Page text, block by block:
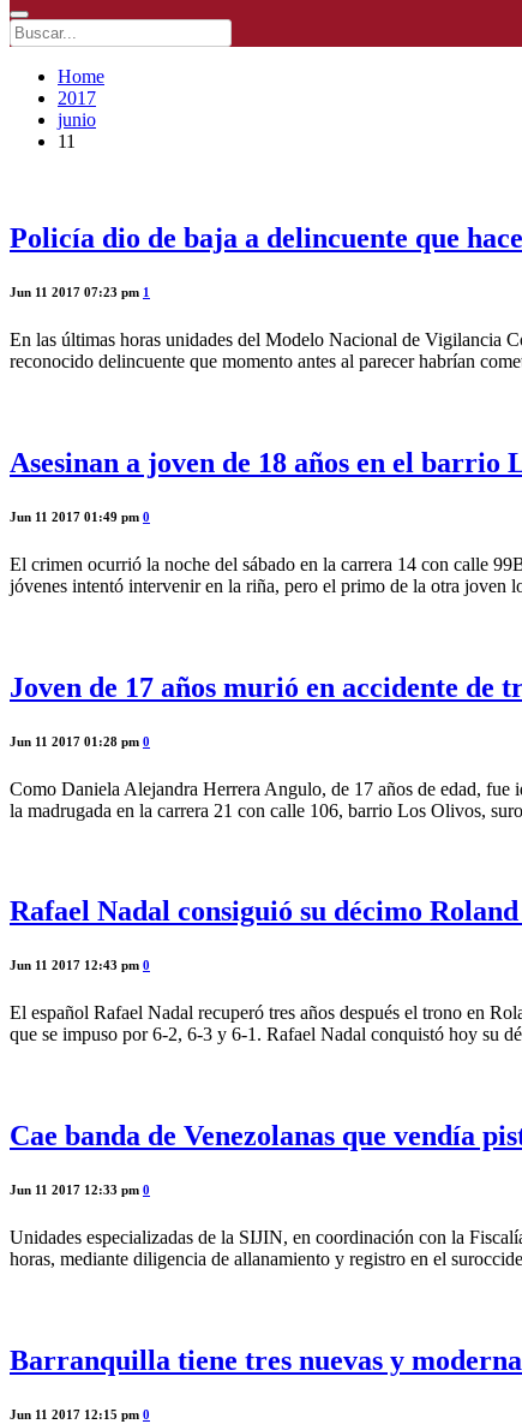
Home
2017
junio
11
Policía dio de baja a delincuente que
Jun 11 2017 07:23 pm 1
En las últimas horas unidades del Modelo Nacional de Vigilancia
reconocido delincuente que momento antes al parecer habrían
Asesinan a joven de 18 años en el
Jun 11 2017 01:49 pm 0
El crimen ocurrió la noche del sábado en la carrera 14 con calle
jóvenes intentó intervenir en la riña, pero el primo de la otra joven
Joven de 17 años murió en accidente de
Jun 11 2017 01:28 pm 0
Como Daniela Alejandra Herrera Angulo, de 17 años de edad,
la madrugada en la carrera 21 con calle 106, barrio Los Olivos,
Rafael Nadal consiguió su décimo
Jun 11 2017 12:43 pm 0
El español Rafael Nadal recuperó tres años después el trono en
que se impuso por 6-2, 6-3 y 6-1. Rafael Nadal conquistó hoy su
Cae banda de Venezolanas que vendía
Jun 11 2017 12:33 pm 0
Unidades especializadas de la SIJIN, en coordinación con la
horas, mediante diligencia de allanamiento y registro en el
Barranquilla tiene tres nuevas y
Jun 11 2017 12:15 pm 0